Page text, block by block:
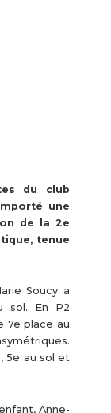
du club
une
de la 2e
tenue
Soucy a
sol. En P2
7e place au
5e au sol et
Anne-